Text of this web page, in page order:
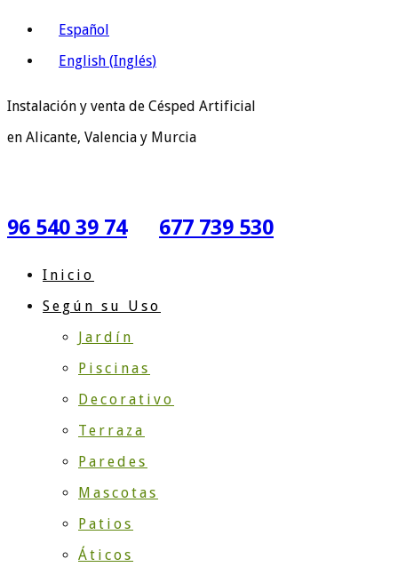
Español
English (Inglés)
Instalación y venta de Césped Artificial
en Alicante, Valencia y Murcia
96 540 39 74 677 739 530
Inicio
Según su Uso
Jardín
Piscinas
Decorativo
Terraza
Paredes
Mascotas
Patios
Áticos